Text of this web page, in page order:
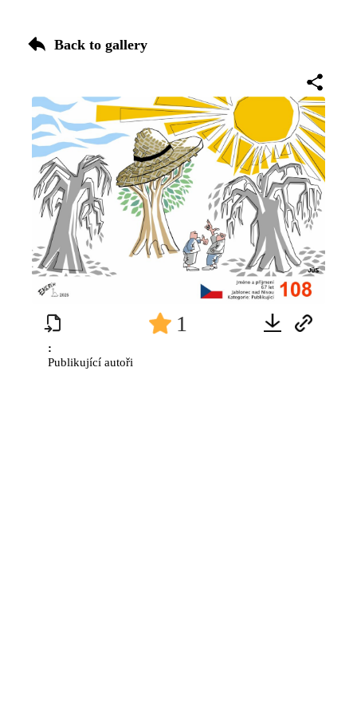
Back to gallery
1
:
Publikující autoři